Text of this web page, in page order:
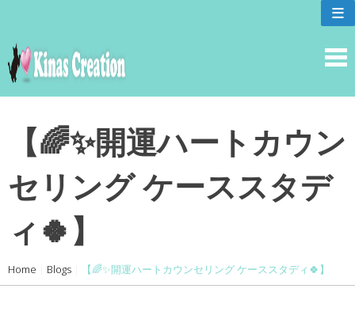
content
≡
【🌈✨開運ハートカウン
セリング ケーススタデ
ィ🍀】
Home Blogs 【🌈✨開運ハートカウンセリング ケーススタディ🍀】